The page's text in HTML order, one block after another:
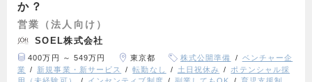
か？
営業（法人向け）
SOEL株式会社
400万円 ～ 549万円 東京都 株式公開準備
ベンチャー企
業
新規事業・新サービス 転勤なし 土日祝休み
ポテンシャル採